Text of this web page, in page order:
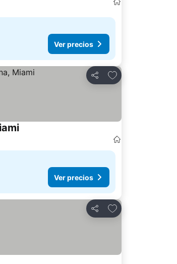
Ver precios
Compartir
Agregar a favoritos
Ver precios
Ver precios
Compartir
Agregar a favoritos